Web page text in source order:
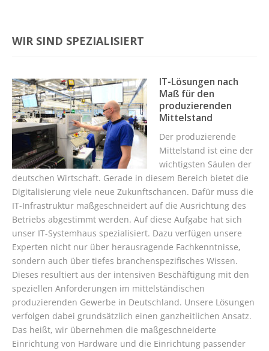
WIR SIND SPEZIALISIERT
IT-Lösungen nach
Maß für den
produzierenden
Mittelstand
Der produzierende
Mittelstand ist eine der
wichtigsten Säulen der
deutschen Wirtschaft. Gerade in diesem Bereich bietet die
Digitalisierung viele neue Zukunftschancen. Dafür muss die
IT-Infrastruktur maßgeschneidert auf die Ausrichtung des
Betriebs abgestimmt werden. Auf diese Aufgabe hat sich
unser IT-Systemhaus spezialisiert. Dazu verfügen unsere
Experten nicht nur über herausragende Fachkenntnisse,
sondern auch über tiefes branchenspezifisches Wissen.
Dieses resultiert aus der intensiven Beschäftigung mit den
speziellen Anforderungen im mittelständischen
produzierenden Gewerbe in Deutschland. Unsere Lösungen
verfolgen dabei grundsätzlich einen ganzheitlichen Ansatz.
Das heißt, wir übernehmen die maßgeschneiderte
Einrichtung von Hardware und die Einrichtung passender